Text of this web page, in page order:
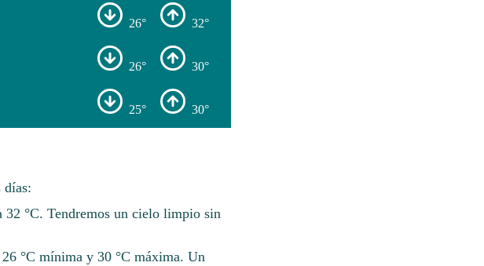
26° 32°
26° 30°
25° 30°
días:
°C. Tendremos un cielo limpio sin
°C mínima y 30 °C máxima. Un